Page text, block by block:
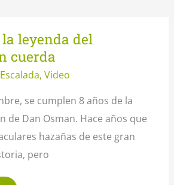
leyenda del
cuerda
Escalada,Video
se cumplen 8 años de la
de Dan Osman. Hace años que
hazañas de este gran
pero